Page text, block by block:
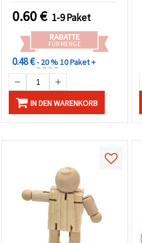
0.60€ 1-9 Paket
RABATTE
FÜR MENGE
0.48 €- 20 %10 Paket +
IN DEN WARENKORB